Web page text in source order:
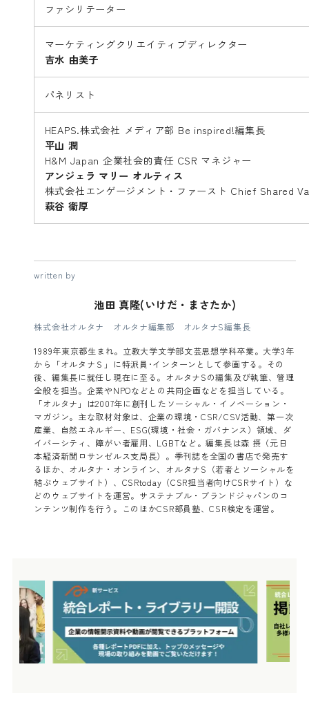
ファシリテーター
マーケティングクリエイティブディレクター
吉水 由美子
パネリスト
HEAPS.株式会社 メディア部 Be inspired!編集長
平山 潤
H&M Japan 企業社会的責任 CSR マネジャー
アンジェラ マリー オルティス
株式会社エンゲージメント・ファースト Chief Shared
萩谷 衞厚
written by
池田 真隆(いけだ・まさたか)
株式会社オルタナ オルタナ編集部 オルタナS編集長
1989年東京都生まれ。立教大学文学部文芸思想学科卒業。大学3年
から「オルタナＳ」に特派員･インターンとして参画する。その
後、編集長に就任し現在に至る。オルタナSの編集及び執筆、管理
全般を担当。企業やNPOなどとの共同企画などを担当している。
「オルタナ」は2007年に創刊したソーシャル・イノベーション・
マガジン。主な取材対象は、企業の環境・CSR/CSV活動、第一次
産業、自然エネルギー、ESG(環境・社会・ガバナンス）領域、ダ
イバーシティ、障がい者雇用、LGBTなど。編集長は森 摂（元日
本経済新聞ロサンゼルス支局長）。季刊誌を全国の書店で発売す
るほか、オルタナ・オンライン、オルタナS（若者とソーシャルを
結ぶウェブサイト）、CSRtoday（CSR担当者向けCSRサイト）な
どのウェブサイトを運営。サステナブル・ブランドジャパンのコ
ンテンツ制作を行う。このほかCSR部員塾、CSR検定を運営。